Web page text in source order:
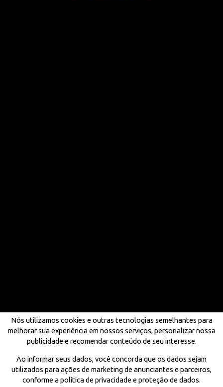
Nós utilizamos cookies e outras tecnologias semelhantes para
melhorar sua experiência em nossos serviços, personalizar nossa
publicidade e recomendar conteúdo de seu interesse.
Ao informar seus dados, você concorda que os dados sejam
utilizados para ações de marketing de anunciantes e parceiros,
conforme a política de privacidade e proteção de dados.